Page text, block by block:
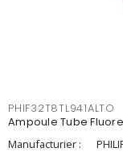
PHIF32T8TL941ALTO
Ampoule Tube
Manufacturier :